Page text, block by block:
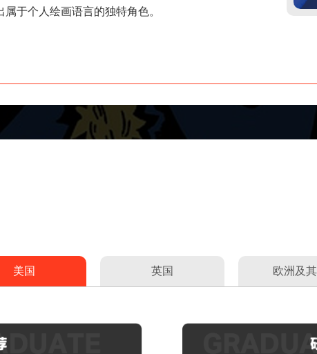
属于个人绘画语言的独特角色。
美国 英国 欧洲及